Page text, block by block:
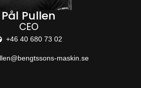
Pål Pullen
CEO
+46 40 680 73 02
maskin.se